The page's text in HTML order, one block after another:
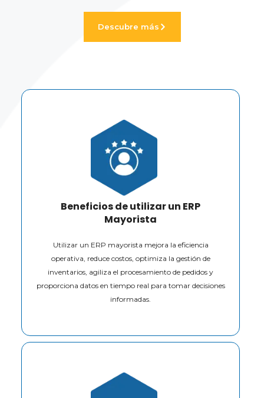
Descubre más
Beneficios de utilizar un ERP
Mayorista
Utilizar un ERP mayorista mejora la eficiencia
operativa, reduce costos, optimiza la gestión de
inventarios, agiliza el procesamiento de pedidos y
proporciona datos en tiempo real para tomar decisiones
informadas.